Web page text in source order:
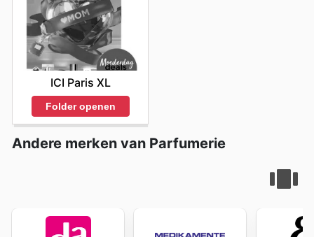
ICI Paris XL
Folder openen
Andere merken van Parfumerie